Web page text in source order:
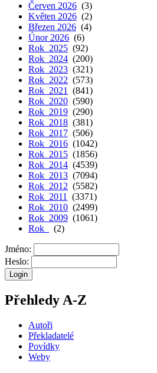
Červen 2026 (3)
Květen 2026 (2)
Březen 2026 (4)
Únor 2026 (6)
Rok 2025 (92)
Rok 2024 (200)
Rok 2023 (321)
Rok 2022 (573)
Rok 2021
(841)
Rok 2020 (590)
Rok 2019 (290)
Rok 2018 (381)
Rok 2017 (506)
Rok 2016 (1042)
Rok 2015 (1856)
Rok 2014 (4539)
Rok 2013 (7094)
Rok 2012 (5582)
Rok 2011
(3371)
Rok 2010 (2499)
Rok 2009 (1061)
Rok
(2)
Jméno:
Heslo:
Přehledy A-Z
Autoři
Překladatelé
Povídky
Weby